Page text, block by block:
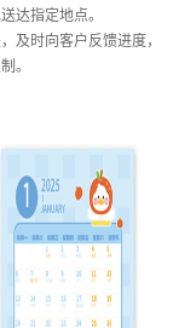
达指定地点。
及时向客户反馈进度，
。